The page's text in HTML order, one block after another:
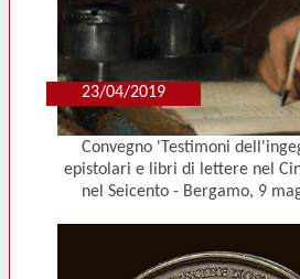
23/04/2019
Convegno 'Testimoni
epistolari e libri di lettere nel
nel Seicento - Bergamo, 9